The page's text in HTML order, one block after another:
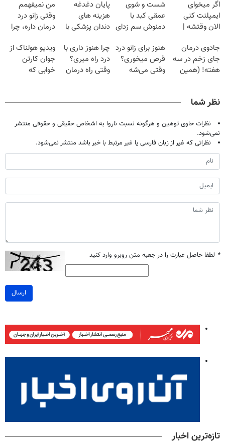
اگر میخوای
ایمپلنت کنی
الان وقتشه |
میلیون تومان!!!
شست و شوی
عمقی کبد با
دمنوش سم زدای
پایان دغدغه
هزینه های
دندان پزشکی با
خانگی
من نمیفهمم
وقتی زانو درد
درمان داره، چرا
تحمل میکنی؟❗
جادوی درمان
جای زخم در سه
هفته! (همین
هنوز برای زانو درد
قرص میخوری؟
وقتی می‌شه
چرا هنوز داری با
درد راه میری؟
وقتی راه درمان
ویدیو هولناک از
جوان کارتن
خوابی که
نظر شما
نظرات حاوی توهین و هرگونه نسبت ناروا به اشخاص حقیقی و حقوقی منتشر
نمی‌شود.
نظراتی که غیر از زبان فارسی یا غیر مرتبط با خبر باشد منتشر نمی‌شود.
* لطفا حاصل عبارت را در جعبه متن روبرو وارد کنید
ارسال
تازه‌ترین اخبار